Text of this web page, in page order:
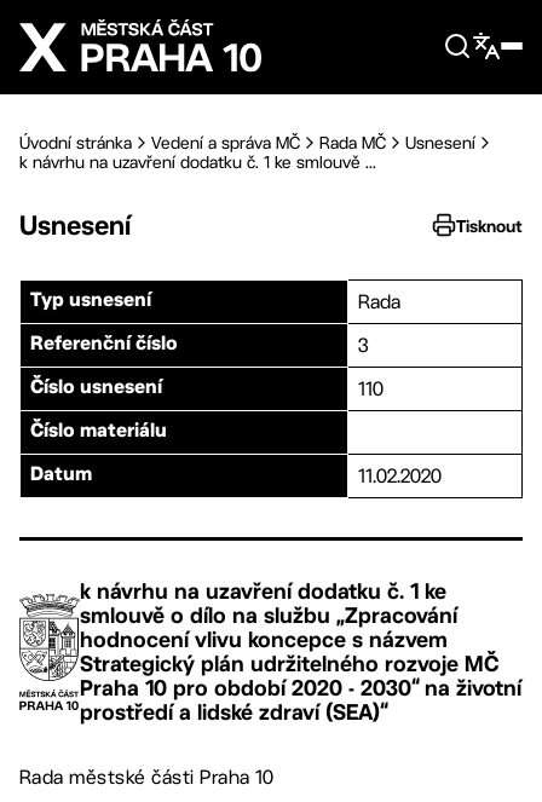
Přejít na hlavní obsah
Úvodní stránka Vedení a správa MČ Rada MČ
Usnesení
k návrhu na uzavření dodatku č. 1 ke smlouvě ...
Usnesení Tisknout
Typ usnesení Rada
Referenční číslo 3
Číslo usnesení 110
Číslo materiálu
Datum 11.02.2020
k návrhu na uzavření dodatku č. 1 ke
smlouvě o dílo na službu „Zpracování
hodnocení vlivu koncepce s názvem
Strategický plán udržitelného rozvoje MČ
Praha 10 pro období 2020 - 2030“ na životní
prostředí a lidské zdraví (SEA)“
Rada městské části Praha 10